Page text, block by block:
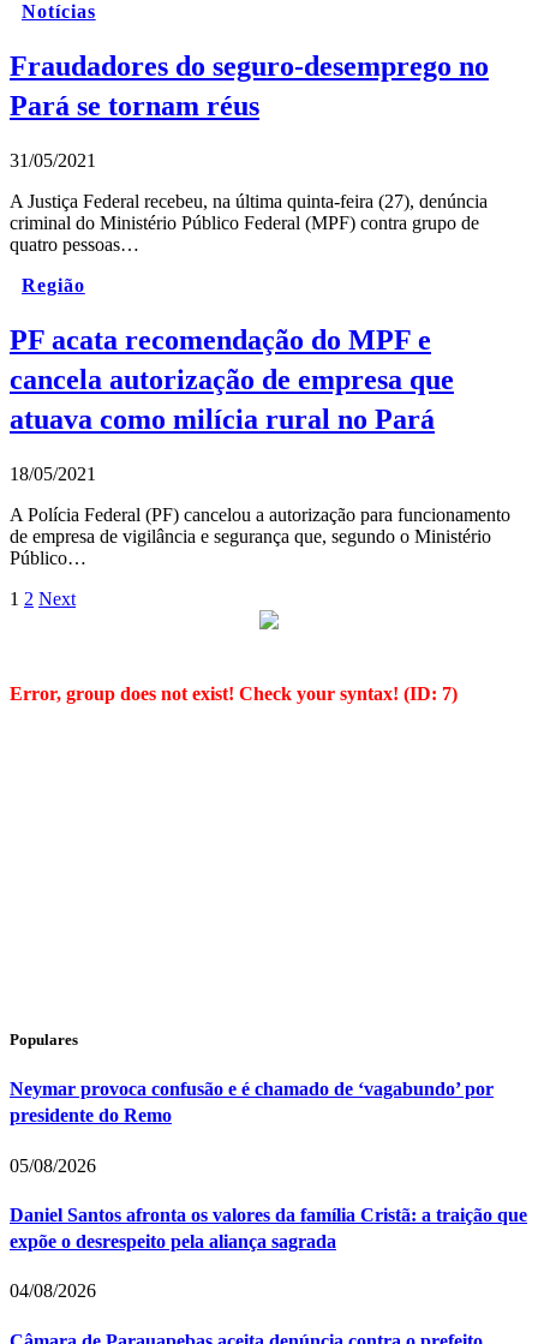
Notícias
Fraudadores do seguro-desemprego no
Pará se tornam réus
31/05/2021
A Justiça Federal recebeu, na última quinta-feira (27), denúncia
criminal do Ministério Público Federal (MPF) contra grupo de
quatro pessoas…
Região
PF acata recomendação do MPF e
cancela autorização de empresa que
atuava como milícia rural no Pará
18/05/2021
A Polícia Federal (PF) cancelou a autorização para funcionamento
de empresa de vigilância e segurança que, segundo o Ministério
Público…
1 2 Next
Error, group does not exist! Check your syntax! (ID: 7)
Populares
Neymar provoca confusão e é chamado de ‘vagabundo’ por
presidente do Remo
05/08/2026
Daniel Santos afronta os valores da família Cristã: a traição que
expõe o desrespeito pela aliança sagrada
04/08/2026